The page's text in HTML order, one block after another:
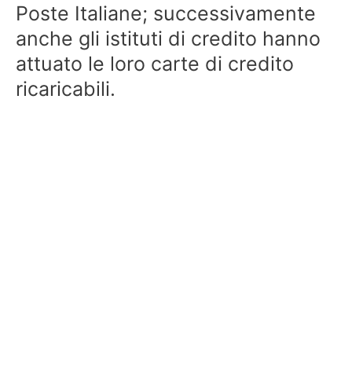
Poste Italiane; successivamente
anche gli istituti di credito hanno
attuato le loro carte di credito
ricaricabili.